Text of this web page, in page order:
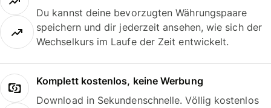
Du kannst deine bevorzugten Währungspaare
speichern und dir jederzeit ansehen, wie sich der
Wechselkurs im Laufe der Zeit entwickelt.
Komplett kostenlos, keine Werbung
Download in Sekundenschnelle. Völlig kostenlos